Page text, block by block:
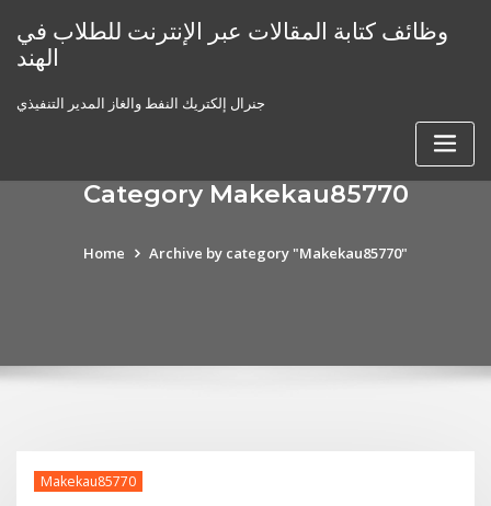
content
وظائف كتابة المقالات عبر الإنترنت للطلاب في
الهند
جنرال إلكتريك النفط والغاز المدير التنفيذي
Category Makekau85770
Home Archive by category "Makekau85770"
Makekau85770